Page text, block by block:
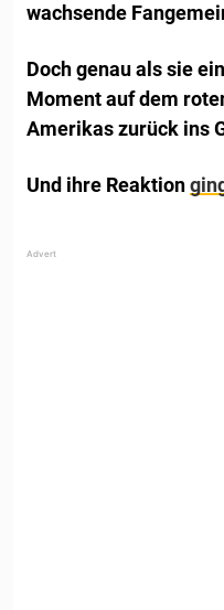
wachsende
Doch genau als sie
Moment auf dem
Amerikas zurück ins
Und ihre Reaktion